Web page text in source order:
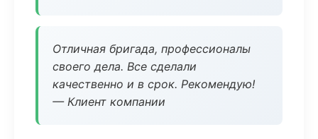
Отличная бригада, профессионалы
своего дела. Все сделали
качественно и в срок. Рекомендую!
— Клиент компании